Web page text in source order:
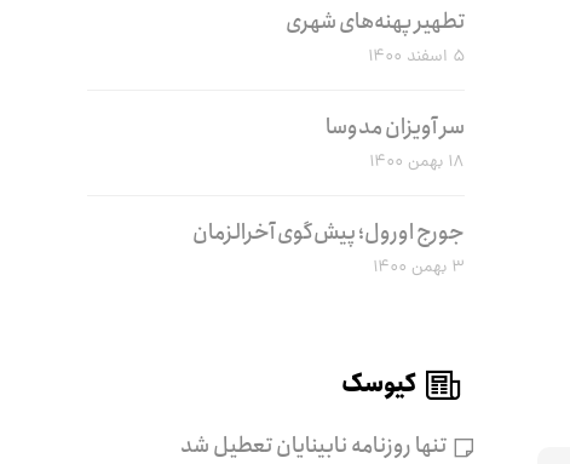
تطهیر پهنه‌های شهری
۵ اسفند ۱۴۰۰
سر آویزان مدوسا
۱۸ بهمن ۱۴۰۰
جورج اورول؛ پیش‌گوی آخرالزمان
۳ بهمن ۱۴۰۰
کیوسک
تنها روزنامه نابینایان تعطیل شد